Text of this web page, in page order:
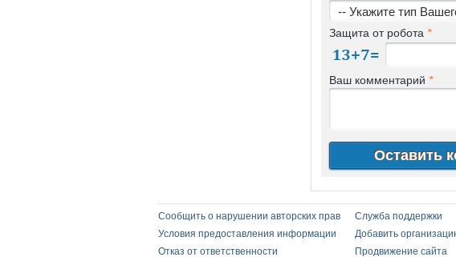
Защита от робота *
Ваш комментарий *
Сообщить о нарушении авторских прав
Условия предоставления информации
Отказ от ответственности
Служба поддержки
Добавить
Продвижение сайта